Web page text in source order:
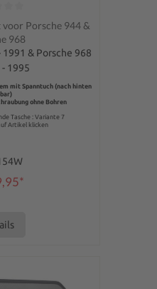
van 0 van 5 sterren
Porsche 944 &
968
& Porsche 968
1995
mit Spanntuch (nach hinten
ohne Bohren
Tasche : Variante 7
Artikel klicken